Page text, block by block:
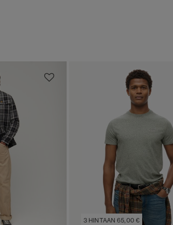
3 HINTAAN 65,00 €